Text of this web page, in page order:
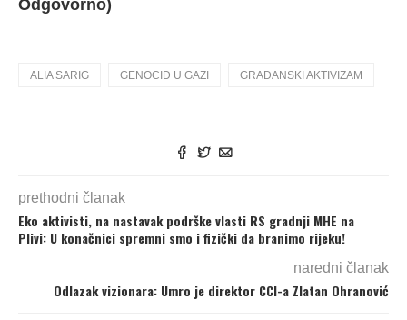
Odgovorno)
ALIA SARIG GENOCID U GAZI GRAĐANSKI AKTIVIZAM
prethodni članak
Eko aktivisti, na nastavak podrške vlasti RS gradnji MHE na
Plivi: U konačnici spremni smo i fizički da branimo rijeku!
naredni članak
Odlazak vizionara: Umro je direktor CCI-a Zlatan Ohranović